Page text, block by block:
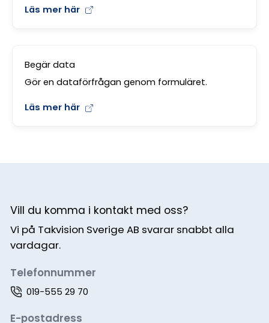
Läs mer här
Begär data
Gör en dataförfrågan genom formuläret.
Läs mer här
Vill du komma i kontakt med oss?
Vi på Takvision Sverige AB svarar snabbt alla
vardagar.
Telefonnummer
019-555 29 70
E-postadress